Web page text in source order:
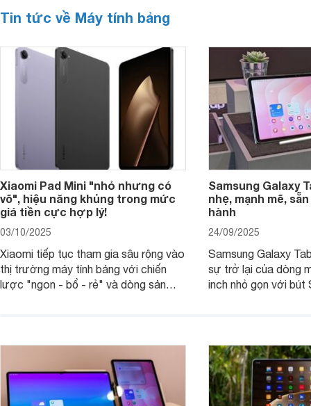
Tin tức về Máy tính bảng
Xiaomi Pad Mini "nhỏ nhưng có
võ", hiệu năng khủng trong mức
giá tiền cực hợp lý!
03/10/2025
Xiaomi tiếp tục tham gia sâu rộng vào
thị trường máy tính bảng với chiến
lược "ngon - bổ - rẻ" và dòng sản
hội tụ những trang bị cao cấp hàng
đầu, tối ưu trải nghiệm của người sử
dụng.
Samsung Galaxy
nhẹ, mạnh mẽ,
hành
24/09/2025
Samsung Galaxy
sự trở lại của dòng
inch nhỏ gọn với bút
thực sự đáng giá?